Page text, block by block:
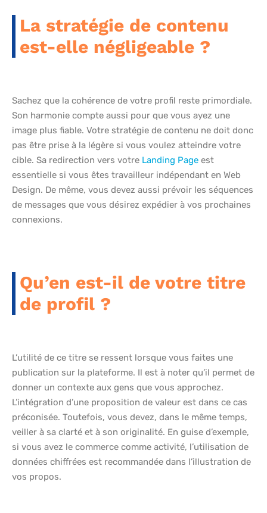
La stratégie de contenu
est-elle négligeable ?
Sachez que la cohérence de votre profil reste primordiale.
Son harmonie compte aussi pour que vous ayez une
image plus fiable. Votre stratégie de contenu ne doit donc
pas être prise à la légère si vous voulez atteindre votre
cible. Sa redirection vers votre Landing Page est
essentielle si vous êtes travailleur indépendant en Web
Design. De même, vous devez aussi prévoir les séquences
de messages que vous désirez expédier à vos prochaines
connexions.
Qu’en est-il de votre titre
de profil ?
L’utilité de ce titre se ressent lorsque vous faites une
publication sur la plateforme. Il est à noter qu’il permet de
donner un contexte aux gens que vous approchez.
L’intégration d’une proposition de valeur est dans ce cas
préconisée. Toutefois, vous devez, dans le même temps,
veiller à sa clarté et à son originalité. En guise d’exemple,
si vous avez le commerce comme activité, l’utilisation de
données chiffrées est recommandée dans l’illustration de
vos propos.